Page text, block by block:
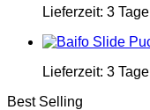
Lieferzeit: 3 Tage
Lieferzeit: 3 Tage
Best Selling